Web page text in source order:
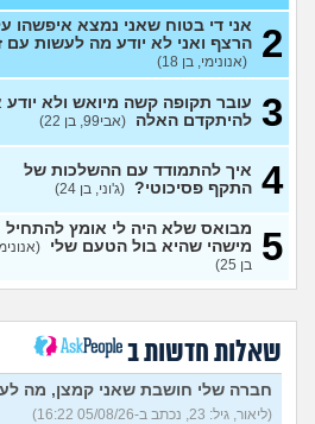
חושב להתאשפז *שוב* מרצון,
או לשכב באמצע הרחוב
(asdasd, בן 30)
מה לדעתכם אני צריך לעשות?
אני באמת שונא לקום כל יום
לעבוד
(אזרח, בן 20)
נקלעתי לעימות פיזי
(דורון,
נזכר במעשים מביכים מתקופה
רעה (אף_אחד, בן 29)
העבודה הפכה להיות אובססיה,
(אנונימי, בן 25)
הרס עצמי בזוגיות (ט אנונימית,
בת 23)
2
אני די בטוח שאני נמצא איפשהו
הרצף ואני לא יודע מה לעשות עם
(אנונימי, בן 18)
3 עובר תקופה קשה מיואש ולא יודע
להיתקדם האלה (אבי99, בן 22)
4 איך להתמודד עם ההשלכות של
התקף פסיכוטי? (ג'וני, בן 24)
5
מבואס שלא היה לי אומץ להתחיל
מישהי שהיא בול הטעם שלי
בן 25)
שאלות חדשות ב
חברה שלי חושבת שאני קמצן, מה
(ליאור, גיל: 23, נכתב ב-05/08/26 16:22)